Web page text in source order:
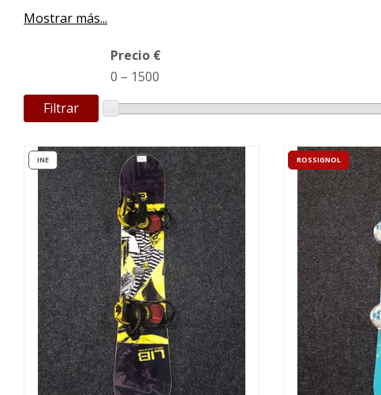
Mostrar más...
Filtrar
Precio €
0 – 1500
INE ROSSIGNOL